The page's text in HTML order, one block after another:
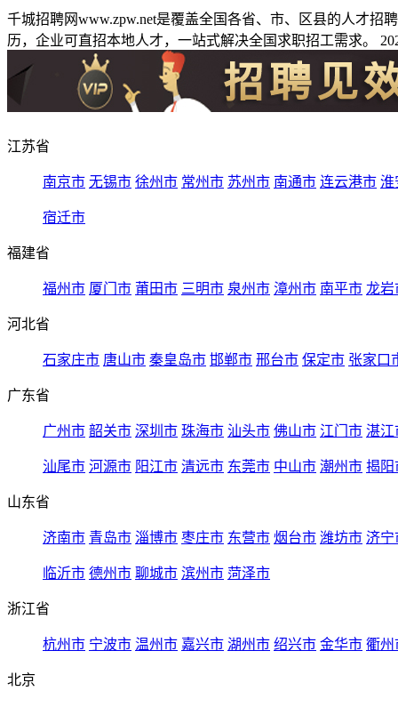
千城招聘网www.zpw.net是覆盖全国各省、市、区县的人才
历，企业可直招本地人才，一站式解决全国求职招工需求。
江苏省
南京市 无锡市 徐州市 常州市 苏州市 南通市 连云港市 淮
宿迁市
福建省
福州市 厦门市 莆田市 三明市 泉州市 漳州市 南平市 龙岩
河北省
石家庄市 唐山市 秦皇岛市 邯郸市 邢台市 保定市 张家口
广东省
广州市 韶关市 深圳市 珠海市 汕头市 佛山市 江门市 湛江
汕尾市 河源市 阳江市 清远市 东莞市 中山市 潮州市 揭阳
山东省
济南市 青岛市 淄博市 枣庄市 东营市 烟台市 潍坊市 济宁
临沂市 德州市 聊城市 滨州市 菏泽市
浙江省
杭州市 宁波市 温州市 嘉兴市 湖州市 绍兴市 金华市 衢州
北京